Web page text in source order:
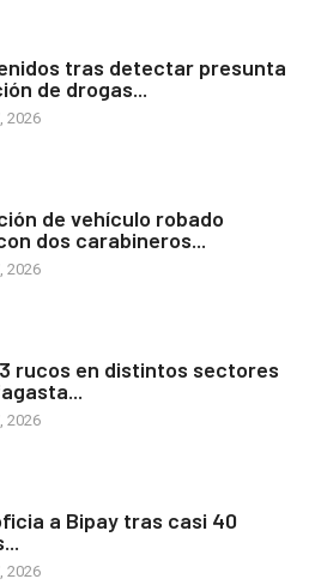
tras detectar presunta
de drogas...
2026
de vehículo robado
dos carabineros...
2026
rucos en distintos sectores
2026
a Bipay tras casi 40
2026